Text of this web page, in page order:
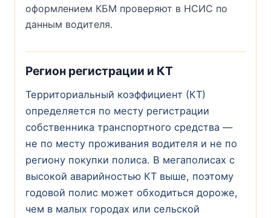
оформлением КБМ проверяют в НСИС по
данным водителя.
Регион регистрации и КТ
Территориальный коэффициент (КТ)
определяется по месту регистрации
собственника транспортного средства —
не по месту проживания водителя и не по
региону покупки полиса. В мегаполисах с
высокой аварийностью КТ выше, поэтому
годовой полис может обходиться дороже,
чем в малых городах или сельской